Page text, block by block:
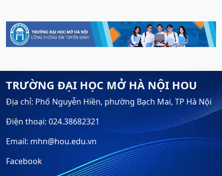
TRƯỜNG ĐẠI HỌC MỞ HÀ NỘI HOU
Địa chỉ: Phố Nguyễn Hiền, phường Bạch Mai, TP Hà Nội
Điện thoại: 024.38682321
Email: mhn@hou.edu.vn
Facebook